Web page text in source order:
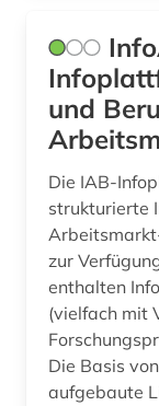
arktis (1)
und
Die IAB-
strukturierte
zur
enthalten
(vielfach mit
Die Basis
aufgebaute